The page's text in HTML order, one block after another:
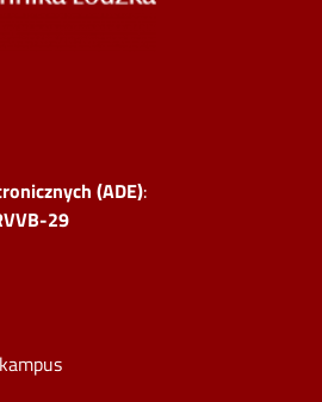
(ADE):
29